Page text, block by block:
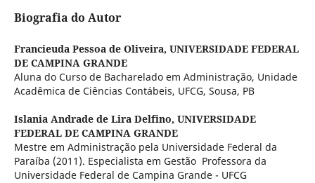
Biografia do Autor
Francieuda Pessoa de Oliveira, UNIVERSIDADE FEDERAL
DE CAMPINA GRANDE
Aluna do Curso de Bacharelado em Administração, Unidade
Acadêmica de Ciências Contábeis, UFCG, Sousa, PB
Islania Andrade de Lira Delfino, UNIVERSIDADE
FEDERAL DE CAMPINA GRANDE
Mestre em Administração pela Universidade Federal da
Paraíba (2011). Especialista em Gestão Professora da
Universidade Federal de Campina Grande - UFCG